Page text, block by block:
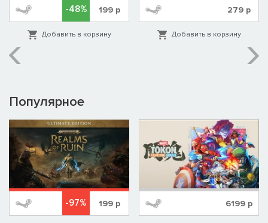
-48% 199р
Добавить в корзину
279 р
Добавить в корзину
Популярное
-97% 199р 6199 р